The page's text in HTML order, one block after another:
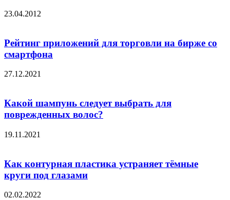
23.04.2012
Рейтинг приложений для торговли на бирже со
смартфона
27.12.2021
Какой шампунь следует выбрать для
поврежденных волос?
19.11.2021
Как контурная пластика устраняет тёмные
круги под глазами
02.02.2022